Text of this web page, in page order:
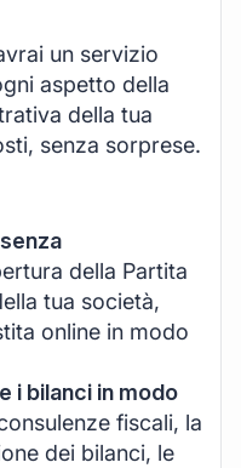
un servizio
aspetto della
della tua
senza sorprese.
della Partita
tua società,
online in modo
i bilanci in modo
fiscali, la
dei bilanci, le